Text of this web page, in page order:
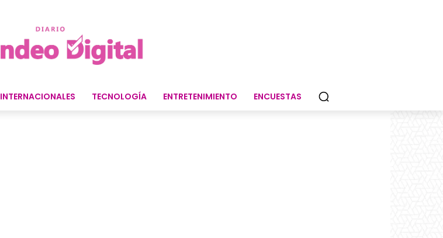
INTERNACIONALES TECNOLOGÍA ENTRETENIMIENTO ENCUESTAS